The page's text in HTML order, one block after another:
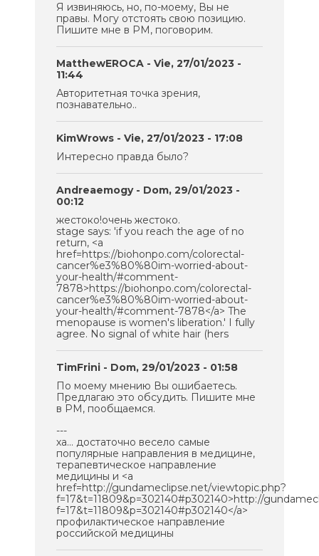
Я извиняюсь, но, по-моему, Вы не
правы. Могу отстоять свою позицию.
Пишите мне в PM, поговорим.
MatthewEROCA - Vie, 27/01/2023 -
11:44
Авторитетная точка зрения,
познавательно..
KimWrows - Vie, 27/01/2023 - 17:08
Интересно правда было?
Andreaemogy- Dom, 29/01/2023 -
00:12
жестоко!очень жестоко.
stage says: 'if you reach the age of no
return, <a
href=https://biohonpo.com/colorectal-
cancer%e3%80%80im-worried-about-
your-health/#comment-
7878>https://biohonpo.com/colorectal-
cancer%e3%80%80im-worried-about-
your-health/#comment-7878</a> The
menopause is women's liberation.' I fully
agree. No signal of white hair (hers
TimFrini - Dom, 29/01/2023 - 01:58
По моему мнению Вы ошибаетесь.
Предлагаю это обсудить. Пишите мне
в PM, пообщаемся.
---
ха... достаточно весело самые
популярные направления в медицине,
терапевтическое направление
медицины и <a
href=http://gundameclipse.net/viewtopic.php?
f=17&t=11809&p=302140#p302140>http://
f=17&t=11809&p=302140#p302140</a>
профилактическое направление
российской медицины